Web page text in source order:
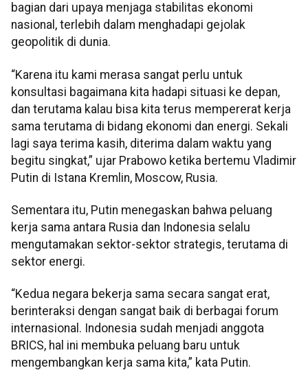
bagian dari upaya menjaga stabilitas ekonomi
nasional, terlebih dalam menghadapi gejolak
geopolitik di dunia.
“Karena itu kami merasa sangat perlu untuk
konsultasi bagaimana kita hadapi situasi ke depan,
dan terutama kalau bisa kita terus mempererat kerja
sama terutama di bidang ekonomi dan energi. Sekali
lagi saya terima kasih, diterima dalam waktu yang
begitu singkat,” ujar Prabowo ketika bertemu Vladimir
Putin di Istana Kremlin, Moscow, Rusia.
Sementara itu, Putin menegaskan bahwa peluang
kerja sama antara Rusia dan Indonesia selalu
mengutamakan sektor-sektor strategis, terutama di
sektor energi.
“Kedua negara bekerja sama secara sangat erat,
berinteraksi dengan sangat baik di berbagai forum
internasional. Indonesia sudah menjadi anggota
BRICS, hal ini membuka peluang baru untuk
mengembangkan kerja sama kita,” kata Putin.